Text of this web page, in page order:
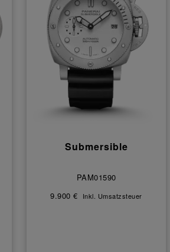
Submersible
PAM01590
9.900 €
Inkl. Umsatzsteuer